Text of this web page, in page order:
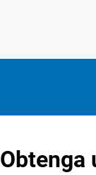
Obtenga